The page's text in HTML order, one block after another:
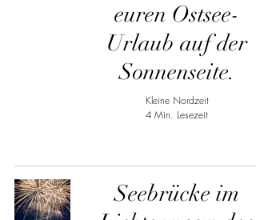
euren Ostsee-
Urlaub auf der
Sonnenseite.
Kleine Nordzeit
4 Min. Lesezeit
Seebrücke im